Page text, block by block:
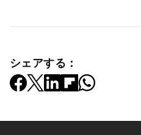
シェアする：